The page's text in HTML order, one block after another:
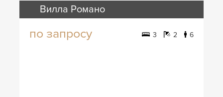
Вилла Романо
по запросу 3 2 6